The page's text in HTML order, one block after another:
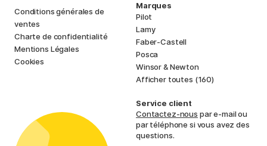
Conditions générales de
ventes
Charte de confidentialité
Mentions Légales
Cookies
Marques
Pilot
Lamy
Faber-Castell
Posca
Winsor & Newton
Afficher toutes (160)
Service client
Contactez-nous par e-mail ou
par téléphone si vous avez des
questions.